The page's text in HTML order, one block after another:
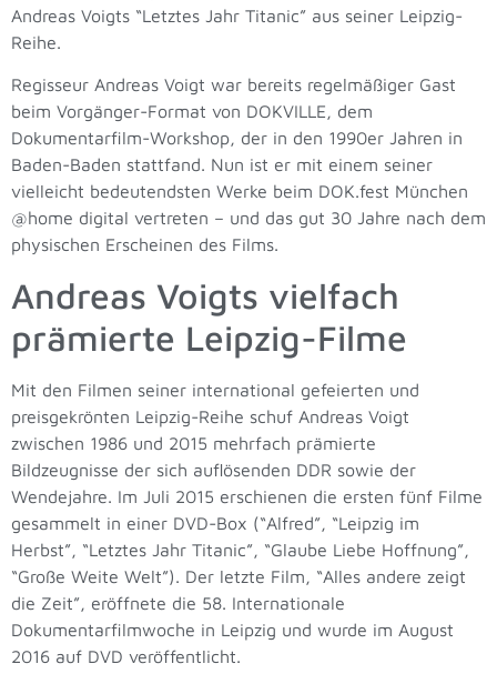
Andreas Voigts “Letztes Jahr Titanic” aus seiner Leipzig-
Reihe.
Regisseur Andreas Voigt war bereits regelmäßiger Gast
beim Vorgänger-Format von DOKVILLE, dem
Dokumentarfilm-Workshop, der in den 1990er Jahren in
Baden-Baden stattfand. Nun ist er mit einem seiner
vielleicht bedeutendsten Werke beim DOK.fest München
@home digital vertreten – und das gut 30 Jahre nach dem
physischen Erscheinen des Films.
Andreas Voigts vielfach
prämierte Leipzig-Filme
Mit den Filmen seiner international gefeierten und
preisgekrönten Leipzig-Reihe schuf Andreas Voigt
zwischen 1986 und 2015 mehrfach prämierte
Bildzeugnisse der sich auflösenden DDR sowie der
Wendejahre. Im Juli 2015 erschienen die ersten fünf Filme
gesammelt in einer DVD-Box (“Alfred”, “Leipzig im
Herbst”, “Letztes Jahr Titanic”, “Glaube Liebe Hoffnung”,
“Große Weite Welt”). Der letzte Film, “Alles andere zeigt
die Zeit”, eröffnete die 58. Internationale
Dokumentarfilmwoche in Leipzig und wurde im August
2016 auf DVD veröffentlicht.